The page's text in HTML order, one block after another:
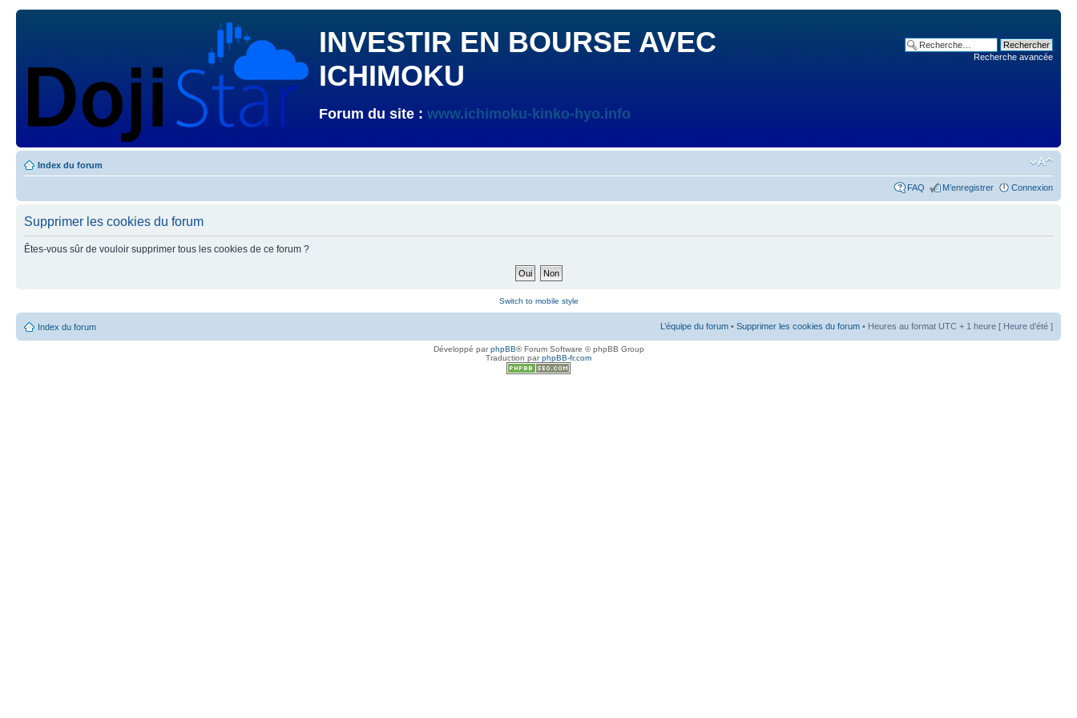
INVESTIR EN BOURSE AVEC
ICHIMOKU
Forum du site : www.ichimoku-kinko-hyo.info
Recherche avancée
Index du forum
FAQ M’enregistrer Connexion
Supprimer les cookies du forum
Êtes-vous sûr de vouloir supprimer tous les cookies de ce forum ?
Switch to mobile style
Index du forum L’équipe du forum • Supprimer les cookies du forum • Heures au format UTC + 1 heure [ Heure d’été ]
Développé parphpBB® Forum Software © phpBB Group
Traduction parphpBB-fr.com